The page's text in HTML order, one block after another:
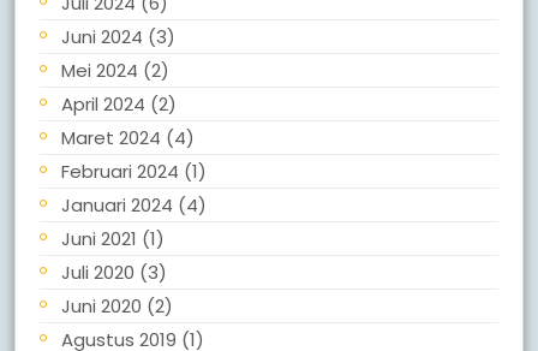
Juni 2024 (3)
Mei 2024 (2)
April 2024 (2)
Maret 2024 (4)
Februari 2024 (1)
Januari 2024 (4)
Juni 2021 (1)
Juli 2020 (3)
Juni 2020 (2)
Agustus 2019 (1)